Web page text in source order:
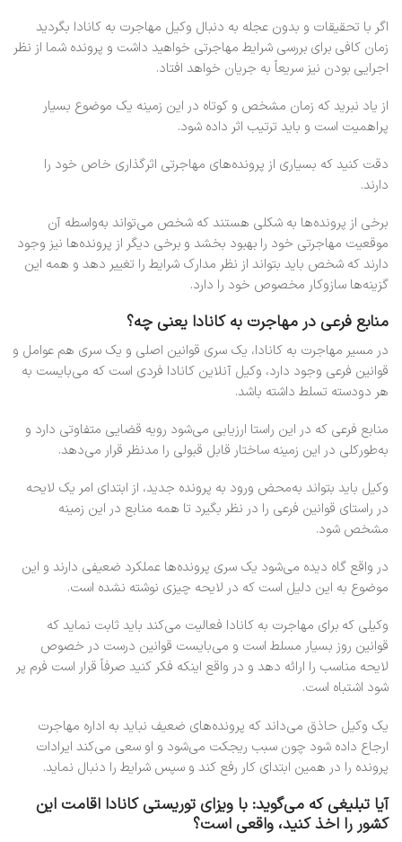
اگر با تحقیقات و بدون عجله به دنبال وکیل مهاجرت به کانادا بگردید
زمان کافی برای بررسی شرایط مهاجرتی خواهید داشت و پرونده شما از نظر
اجرایی بودن نیز سریعاً به جریان خواهد افتاد.
از یاد نبرید که زمان مشخص و کوتاه در این زمینه یک موضوع بسیار
پراهمیت است و باید ترتیب اثر داده شود.
دقت کنید که بسیاری از پرونده‌های مهاجرتی اثرگذاری خاص خود را
دارند.
برخی از پرونده‌ها به شکلی هستند که شخص می‌تواند به‌واسطه آن
موقعیت مهاجرتی خود را بهبود بخشد و برخی دیگر از پرونده‌ها نیز وجود
دارند که شخص باید بتواند از نظر مدارک شرایط را تغییر دهد و همه این
گزینه‌ها سازوکار مخصوص خود را دارد.
منابع فرعی در مهاجرت به کانادا یعنی چه؟
در مسیر مهاجرت به کانادا، یک سری قوانین اصلی و یک سری هم عوامل و
قوانین فرعی وجود دارد، وکیل آنلاین کانادا فردی است که می‌بایست به
هر دودسته تسلط داشته باشد.
منابع فرعی که در این راستا ارزیابی می‌شود رویه قضایی متفاوتی دارد و
به‌طورکلی در این زمینه ساختار قابل قبولی را مدنظر قرار می‌دهد.
وکیل باید بتواند به‌محض ورود به پرونده جدید، از ابتدای امر یک لایحه
در راستای قوانین فرعی را در نظر بگیرد تا همه منابع در این زمینه
مشخص شود.
در واقع گاه دیده می‌شود یک سری پرونده‌ها عملکرد ضعیفی دارند و این
موضوع به این دلیل است که در لایحه چیزی نوشته نشده است.
وکیلی که برای مهاجرت به کانادا فعالیت می‌کند باید ثابت نماید که
قوانین روز بسیار مسلط است و می‌بایست قوانین درست در خصوص
لایحه مناسب را ارائه دهد و در واقع اینکه فکر کنید صرفاً قرار است فرم پر
شود اشتباه است.
یک وکیل حاذق می‌داند که پرونده‌های ضعیف نباید به اداره مهاجرت
ارجاع داده شود چون سبب ریجکت می‌شود و او سعی می‌کند ایرادات
پرونده را در همین ابتدای کار رفع کند و سپس شرایط را دنبال نماید.
آیا تبلیغی که می‌گوید: با ویزای توریستی کانادا اقامت این
کشور را اخذ کنید، واقعی است؟